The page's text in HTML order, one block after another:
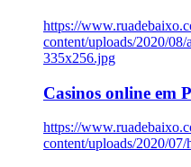
https://
content/uploads/2020/08/
335x256.jpg
Casinos online em
https://
content/uploads/2020/